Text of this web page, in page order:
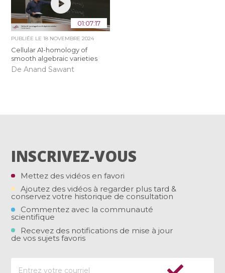
01:07:17
PUBLIÉE LE18 NOVEMBRE 2024
Cellular A1-homology of
smooth algebraic varieties
De Anand Sawant
INSCRIVEZ-VOUS
Mettez des vidéos en favori
Ajoutez des vidéos à regarder plus tard &
conservez votre historique de consultation
Commentez avec la communauté
scientifique
Recevez des notifications de mise à jour
de vos sujets favoris